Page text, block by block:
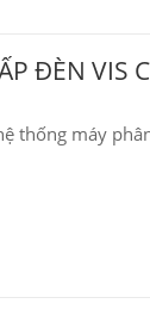
ĐÈN VIS
thống máy